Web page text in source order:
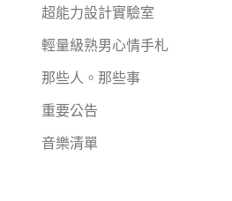
超能力設計實驗室
輕量級熟男心情手札
那些人。那些事
重要公告
音樂清單